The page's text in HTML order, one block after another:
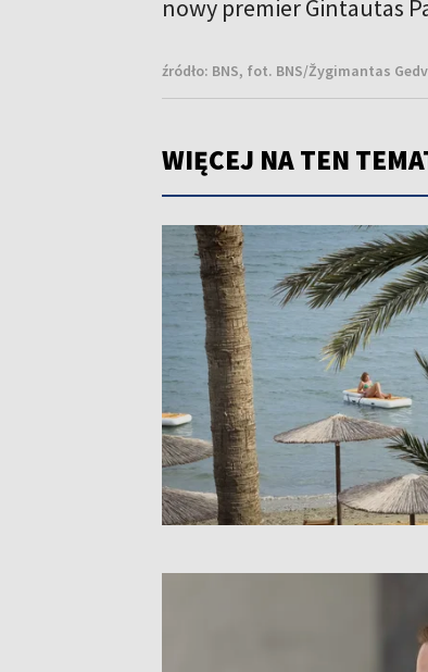
nowy premier Gintautas
źródło: BNS, fot. BNS/Žygimantas
WIĘCEJ NA TEN